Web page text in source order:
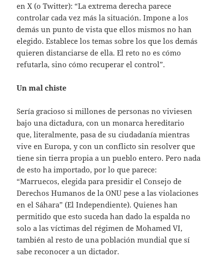
en X (o Twitter): “La extrema derecha parece
controlar cada vez más la situación. Impone a los
demás un punto de vista que ellos mismos no han
elegido. Establece los temas sobre los que los demás
quieren distanciarse de ella. El reto no es cómo
refutarla, sino cómo recuperar el control”.
Un mal chiste
Sería gracioso si millones de personas no viviesen
bajo una dictadura, con un monarca hereditario
que, literalmente, pasa de su ciudadanía mientras
vive en Europa, y con un conflicto sin resolver que
tiene sin tierra propia a un pueblo entero. Pero nada
de esto ha importado, por lo que parece:
“Marruecos, elegida para presidir el Consejo de
Derechos Humanos de la ONU pese a las violaciones
en el Sáhara” (El Independiente). Quienes han
permitido que esto suceda han dado la espalda no
solo a las víctimas del régimen de Mohamed VI,
también al resto de una población mundial que sí
sabe reconocer a un dictador.